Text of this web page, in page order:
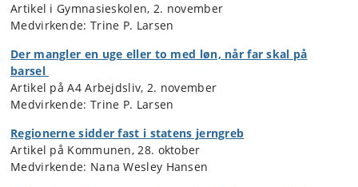
Artikel i Gymnasieskolen, 2. november
Medvirkende: Trine P. Larsen
Der mangler en uge eller to med løn, når far skal på
barsel
Artikel på A4 Arbejdsliv, 2. november
Medvirkende: Trine P. Larsen
Regionerne sidder fast i statens jerngreb
Artikel på Kommunen, 28. oktober
Medvirkende: Nana Wesley Hansen